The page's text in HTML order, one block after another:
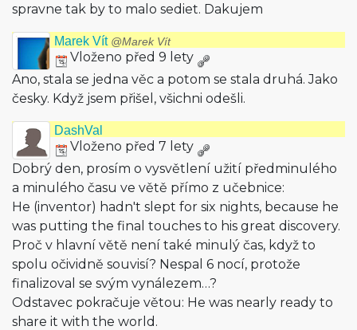
spravne tak by to malo sediet. Dakujem
Marek Vít @Marek Vít
Vloženo před 9 lety
Ano, stala se jedna věc a potom se stala druhá. Jako
česky. Když jsem přišel, všichni odešli.
DashVal
Vloženo před 7 lety
Dobrý den, prosím o vysvětlení užití předminulého
a minulého času ve větě přímo z učebnice:
He (inventor) hadn't slept for six nights, because he
was putting the final touches to his great discovery.
Proč v hlavní větě není také minulý čas, když to
spolu očividně souvisí? Nespal 6 nocí, protože
finalizoval se svým vynálezem…?
Odstavec pokračuje větou: He was nearly ready to
share it with the world.